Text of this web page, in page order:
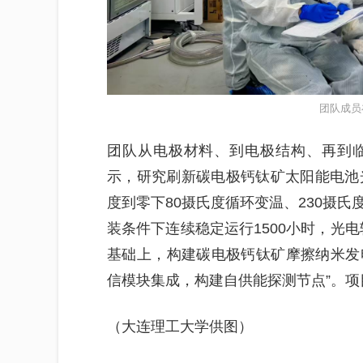
团队成
团队从电极材料、到电极结构、再到
示，研究刷新碳电极钙钛矿太阳能电
度到零下80摄氏度循环变温、230摄氏
装条件下连续稳定运行1500小时，光
基础上，构建碳电极钙钛矿摩擦纳米
信模块集成，构建自供能探测节点”。
（大连理工大学供图）